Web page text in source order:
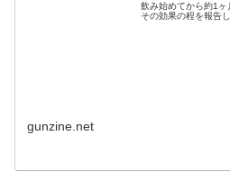
飲み始めてから約1ヶ
その効果の程を報告
gunzine.net